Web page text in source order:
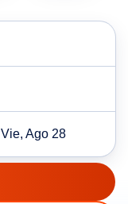
Vie, Ago 28